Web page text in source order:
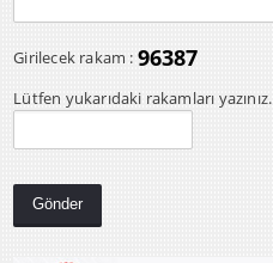
Girilecek rakam : 96387
Lütfen yukarıdaki rakamları yazınız.